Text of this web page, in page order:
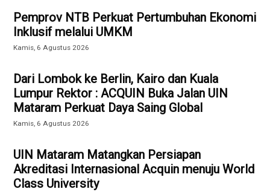
Pemprov NTB Perkuat Pertumbuhan Ekonomi
Inklusif melalui UMKM
Kamis, 6 Agustus 2026
Dari Lombok ke Berlin, Kairo dan Kuala
Lumpur Rektor : ACQUIN Buka Jalan UIN
Mataram Perkuat Daya Saing Global
Kamis, 6 Agustus 2026
UIN Mataram Matangkan Persiapan
Akreditasi Internasional Acquin menuju World
Class University